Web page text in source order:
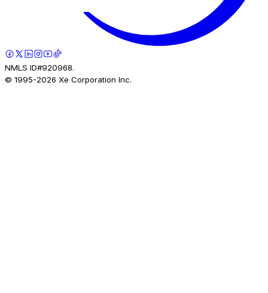
NMLS ID#920968.
© 1995-2026 Xe Corporation Inc.